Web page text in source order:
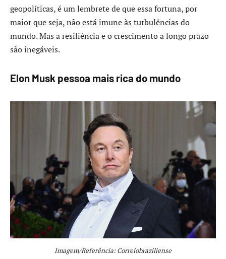
geopolíticas, é um lembrete de que essa fortuna, por
maior que seja, não está imune às turbulências do
mundo. Mas a resiliência e o crescimento a longo prazo
são inegáveis.
Elon Musk pessoa mais rica do mundo
Imagem/Referência: Correiobraziliense